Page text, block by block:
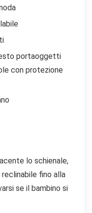
portaoggetti
con protezione
lo schienale,
fino alla
se il bambino si